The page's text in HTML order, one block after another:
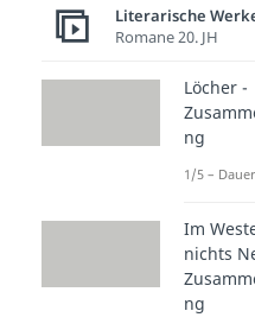
und
Wie
Gott
Die
und
Literarische
Romane 20. JH
Löcher -
ng
1/5 –
Im
nichts
ng